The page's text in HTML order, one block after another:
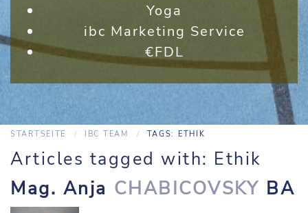
Yoga
ibc Marketing Service
€FDL
STARTSEITE IBC TEAM TAGS: ETHIK
Articles tagged with: Ethik
Mag. Anja CHABICOVSKY BA